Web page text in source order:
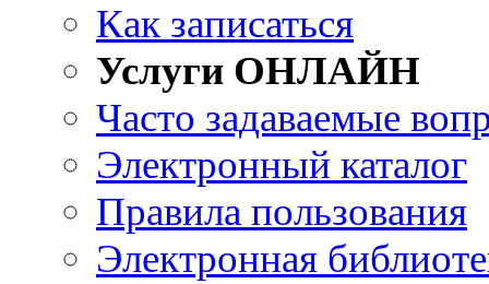
Как записаться
Услуги ОНЛАЙН
Часто задаваемые
Электронный каталог
Правила пользования
Электронная